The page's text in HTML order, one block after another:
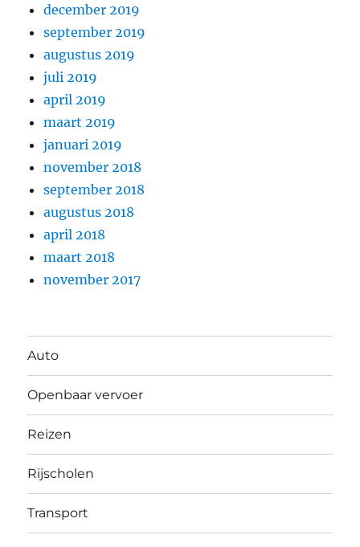
december 2019
september 2019
augustus 2019
juli 2019
april 2019
maart 2019
januari 2019
november 2018
september 2018
augustus 2018
april 2018
maart 2018
november 2017
Auto
Openbaar vervoer
Reizen
Rijscholen
Transport